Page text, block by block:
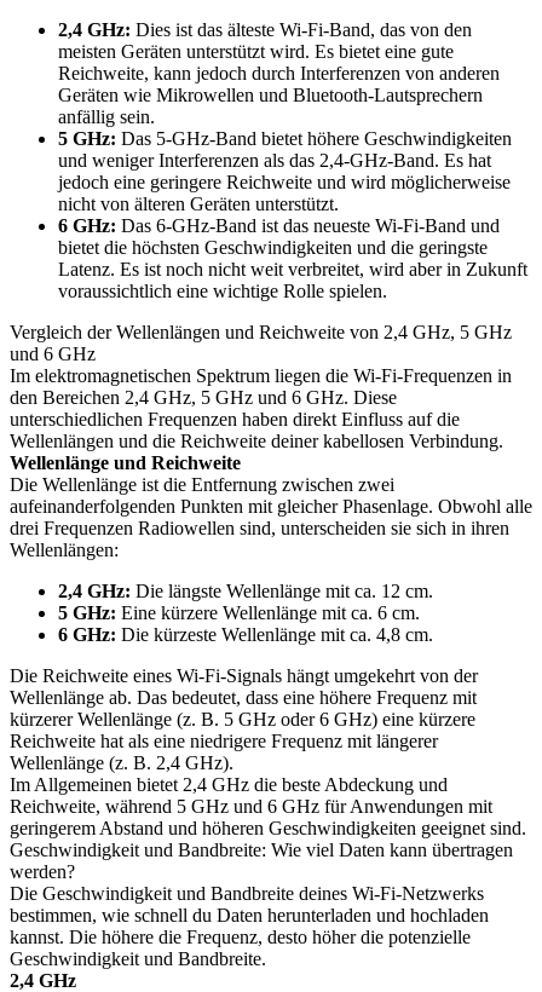
2,4 GHz: Dies ist das älteste Wi-Fi-Band, das von den
meisten Geräten unterstützt wird. Es bietet eine gute
Reichweite, kann jedoch durch Interferenzen von anderen
Geräten wie Mikrowellen und Bluetooth-Lautsprechern
anfällig sein.
5 GHz: Das 5-GHz-Band bietet höhere Geschwindigkeiten
und weniger Interferenzen als das 2,4-GHz-Band. Es hat
jedoch eine geringere Reichweite und wird möglicherweise
nicht von älteren Geräten unterstützt.
6 GHz: Das 6-GHz-Band ist das neueste Wi-Fi-Band und
bietet die höchsten Geschwindigkeiten und die geringste
Latenz. Es ist noch nicht weit verbreitet, wird aber in Zukunft
voraussichtlich eine wichtige Rolle spielen.
Vergleich der Wellenlängen und Reichweite von 2,4 GHz, 5 GHz
und 6 GHz
Im elektromagnetischen Spektrum liegen die Wi-Fi-Frequenzen in
den Bereichen 2,4 GHz, 5 GHz und 6 GHz. Diese
unterschiedlichen Frequenzen haben direkt Einfluss auf die
Wellenlängen und die Reichweite deiner kabellosen Verbindung.
Wellenlänge und Reichweite
Die Wellenlänge ist die Entfernung zwischen zwei
aufeinanderfolgenden Punkten mit gleicher Phasenlage. Obwohl alle
drei Frequenzen Radiowellen sind, unterscheiden sie sich in ihren
Wellenlängen:
2,4 GHz: Die längste Wellenlänge mit ca. 12 cm.
5 GHz: Eine kürzere Wellenlänge mit ca. 6 cm.
6 GHz: Die kürzeste Wellenlänge mit ca. 4,8 cm.
Die Reichweite eines Wi-Fi-Signals hängt umgekehrt von der
Wellenlänge ab. Das bedeutet, dass eine höhere Frequenz mit
kürzerer Wellenlänge (z. B. 5 GHz oder 6 GHz) eine kürzere
Reichweite hat als eine niedrigere Frequenz mit längerer
Wellenlänge (z. B. 2,4 GHz).
Im Allgemeinen bietet 2,4 GHz die beste Abdeckung und
Reichweite, während 5 GHz und 6 GHz für Anwendungen mit
geringerem Abstand und höheren Geschwindigkeiten geeignet sind.
Geschwindigkeit und Bandbreite: Wie viel Daten kann übertragen
werden?
Die Geschwindigkeit und Bandbreite deines Wi-Fi-Netzwerks
bestimmen, wie schnell du Daten herunterladen und hochladen
kannst. Die höhere die Frequenz, desto höher die potenzielle
Geschwindigkeit und Bandbreite.
2,4 GHz